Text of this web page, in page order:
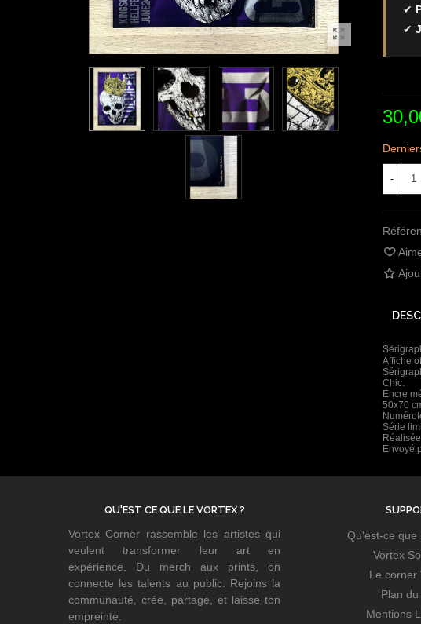
✔
✔
-
Affiche
Chic.
Encre
50x70
Série
Envoyé
QU'EST CE QUE LE VORTEX ?
Vortex Corner rassemble les artistes qui
veulent transformer leur art en
expérience. Du merch aux prints, on
connecte les talents au public. Rejoins la
communauté, crée, partage, et laisse ton
empreinte.
Qu'est-ce que
Vortex
Le corner
Plan du
Mentions